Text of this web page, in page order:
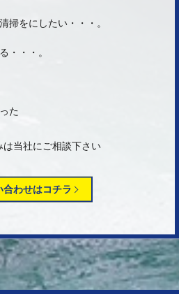
掃をにしたい・・・。
・・・。
た
は当社にご相談下さい
合わせはコチラ